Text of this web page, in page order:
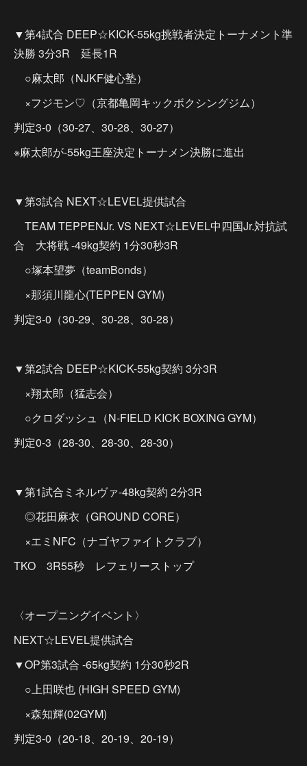
▼第4試合 DEEP☆KICK-55kg挑戦者決定トーナメント準
決勝 3分3R 延長1R
○麻太郎（NJKF健心塾）
×フジモン♡（京都亀岡キックボクシングジム）
判定3-0（30-27、30-28、30-27）
※麻太郎が-55kg王座決定トーナメン決勝に進出
▼第3試合 NEXT☆LEVEL提供試合
TEAM TEPPENJr. VS NEXT☆LEVEL中四国Jr.対抗試
合 大将戦 -49kg契約 1分30秒3R
○塚本望夢（teamBonds）
×那須川龍心(TEPPEN GYM)
判定3-0（30-29、30-28、30-28）
▼第2試合 DEEP☆KICK-55kg契約 3分3R
×翔太郎（猛志会）
○クロダッシュ（N-FIELD KICK BOXING GYM）
判定0-3（28-30、28-30、28-30）
▼第1試合ミネルヴァ-48kg契約 2分3R
◎花田麻衣（GROUND CORE）
×エミNFC（ナゴヤファイトクラブ）
TKO 3R55秒 レフェリーストップ
〈オープニングイベント〉
NEXT☆LEVEL提供試合
▼OP第3試合 -65kg契約 1分30秒2R
○上田咲也 (HIGH SPEED GYM)
×森知輝(02GYM)
判定3-0（20-18、20-19、20-19）